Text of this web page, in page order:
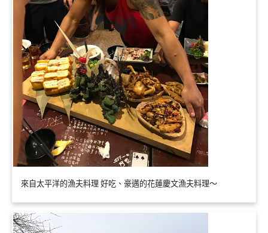
來自太平洋的漁夫料理 好吃、豪邁的花蓮慶文漁夫料理～